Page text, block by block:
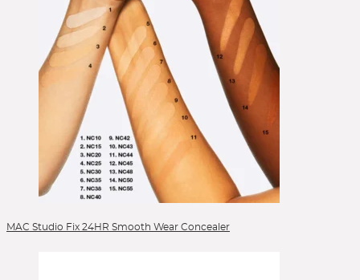
MAC Studio Fix 24HR Smooth Wear Concealer